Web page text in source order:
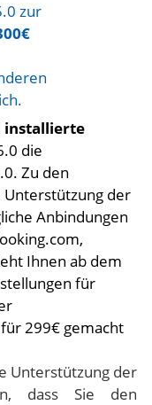
zur
installierte
die
Zu den
Unterstützung der
Anbindungen
Ihnen ab dem
für
für 299€ gemacht
Unterstützung der
dass Sie den